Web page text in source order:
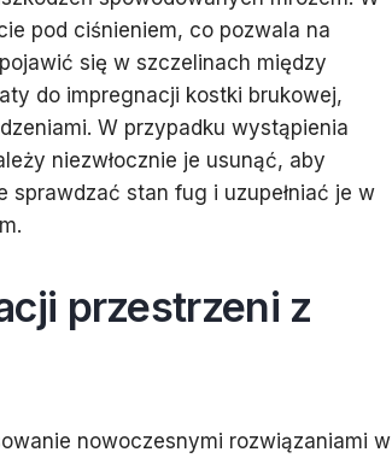
pod ciśnieniem, co pozwala na
się w szczelinach między
do impregnacji kostki brukowej,
W przypadku wystąpienia
niezwłocznie je usunąć, aby
sprawdzać stan fug i uzupełniać je w
przestrzeni z
nowoczesnymi rozwiązaniami w